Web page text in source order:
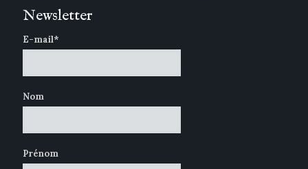
Newsletter
E-mail*
Nom
Prénom